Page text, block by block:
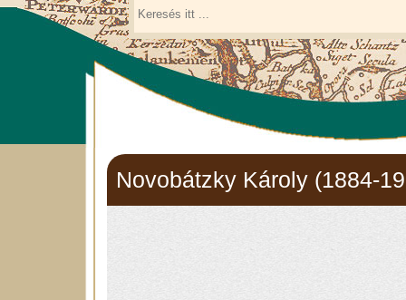
Novobátzky Károly (1884-